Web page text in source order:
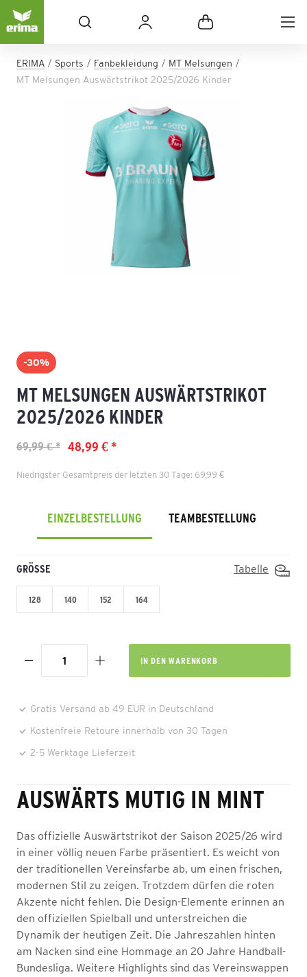
ERIMA Sports Fanbekleidung
MT Melsungen
MT Melsungen Auswärtstrikot 2025/2026 Kinder
-30%
MT MELSUNGEN AUSWÄRTSTRIKOT
2025/2026 KINDER
48,99 € *
69,99 € *
Niedrigster Gesamtpreis der letzten 30 Tage: 69,99 €
EINZELBESTELLUNG TEAMBESTELLUNG
GRÖSSE Tabelle
128 140 152 164
IN DEN WARENKORB
Gratis Versand ab 49 EUR in Deutschland
Kostenfreie Retoure innerhalb von 30 Tagen
2-5 Werktage Lieferzeit
AUSWÄRTS MUTIG IN MINT
Das offizielle Auswärtstrikot der Saison 2025/26 wird
in einer völlig neuen Farbe präsentiert. Es weicht von
der traditionellen Vereinsfarbe ab, um einen frischen,
modernen Stil zu zeigen. Trotzdem dürfen die roten
Akzente nicht fehlen. Die Design-Elemente erinnen an
den offiziellen Spielball und unterstreichen die
Dynamik der heutigen Zeit. Die Jahreszahlen hinten
am Nacken sind eine Hommage an 20 Jahre Handball-
Bundesliga. Weitere Highlights sind das Vereinswappen